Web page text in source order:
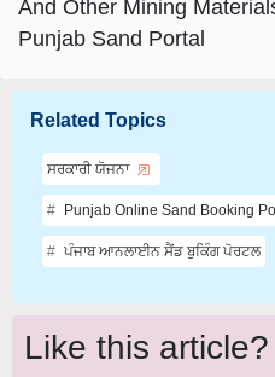
And Other Mining
Punjab Sand Portal
Related Topics
ਸਰਕਾਰੀ ਯੋਜਨਾ
Punjab Online Sand Booking
ਪੰਜਾਬ ਆਨਲਾਈਨ ਸੈਂਡ ਬੁਕਿੰਗ ਪੋਰਟਲ
Like this article?